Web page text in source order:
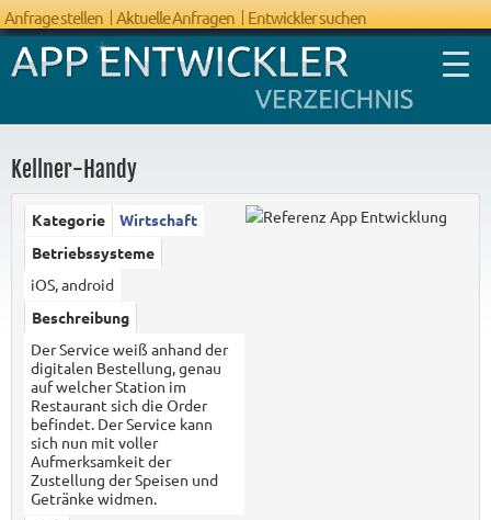
Anfrage stellen Aktuelle Anfragen Entwickler suchen
Kellner-Handy
Kategorie
Wirtschaft
Betriebssysteme
iOS, android
Beschreibung
Der Service weiß anhand der
digitalen Bestellung, genau
auf welcher Station im
Restaurant sich die Order
befindet. Der Service kann
sich nun mit voller
Aufmerksamkeit der
Zustellung der Speisen und
Getränke widmen.